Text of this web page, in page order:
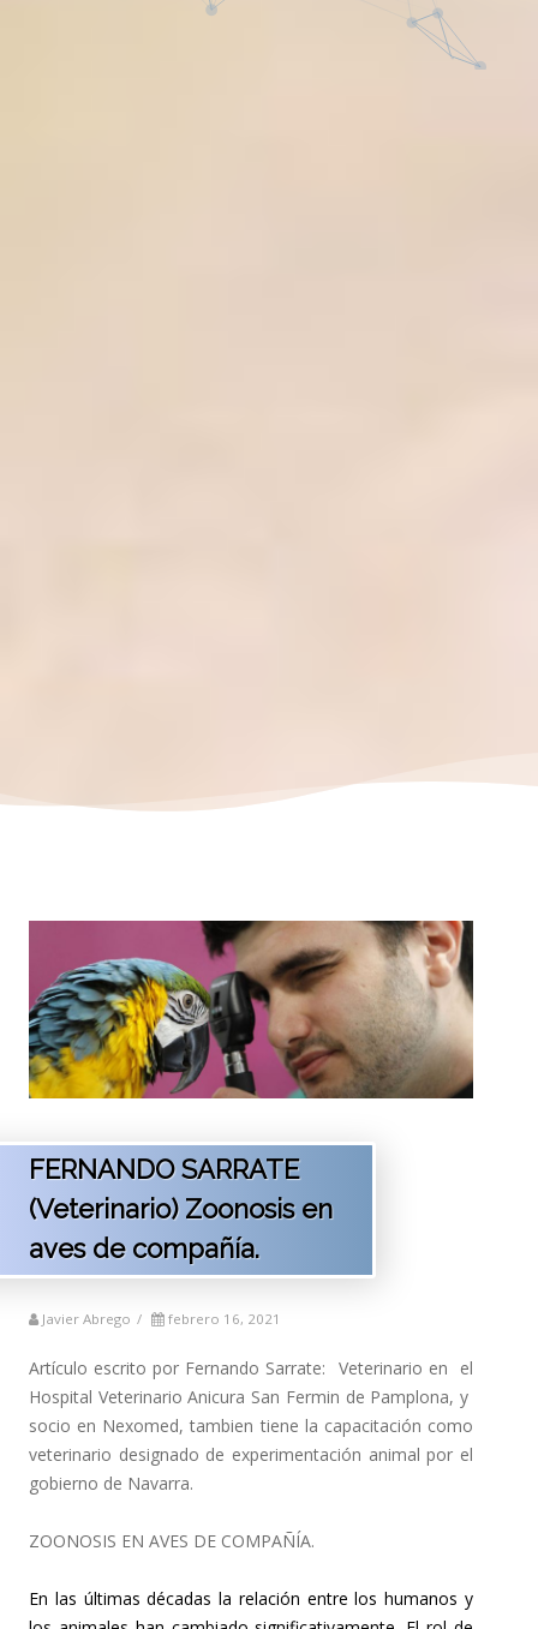
FERNANDO SARRATE
(Veterinario) Zoonosis en
aves de compañía.
Javier Abrego / febrero 16, 2021
Artículo escrito por Fernando Sarrate: Veterinario en el
Hospital Veterinario Anicura San Fermin de Pamplona, y
socio en Nexomed, tambien tiene la capacitación como
veterinario designado de experimentación animal por el
gobierno de Navarra.
ZOONOSIS EN AVES DE COMPAÑÍA.
En las últimas décadas la relación entre los humanos y